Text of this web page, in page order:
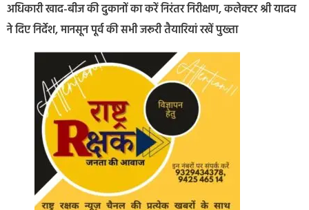
अधिकारी खाद-बीज की दुकानों का करें निरंतर निरीक्षण, कलेक्टर श्री यादव
ने दिए निर्देश, मानसून पूर्व की सभी जरूरी तैयारियां रखें पुख्ता